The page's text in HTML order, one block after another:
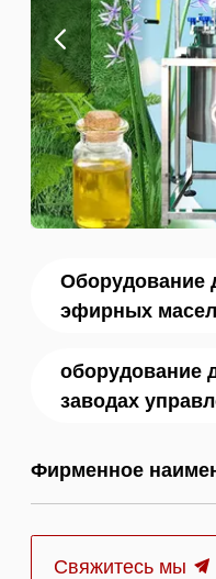
Оборудование
эфирных
оборудование
заводах
Фирменное
Свяжитесь мы